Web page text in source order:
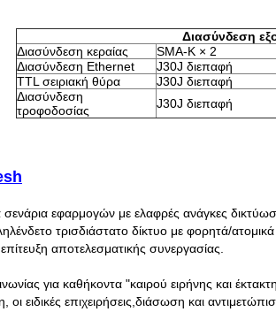
Διασύνδεση
Διασύνδεση κεραίας
SMA-K × 2
Διασύνδεση Ethernet
J30J διεπαφή
TTL σειριακή θύρα
J30J διεπαφή
Διασύνδεση
τροφοδοσίας
J30J διεπαφή
σενάρια εφαρμογών με ελαφρές ανάγκες
τρισδιάστατο δίκτυο με φορητά/
αποτελεσματικής συνεργασίας.
για καθήκοντα "καιρού ειρήνης και
ειδικές επιχειρήσεις,διάσωση και